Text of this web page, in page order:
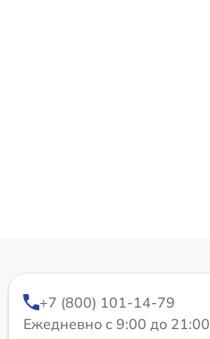
+7 (800) 101-14-79
Ежедневно с 9:00 до 21:00